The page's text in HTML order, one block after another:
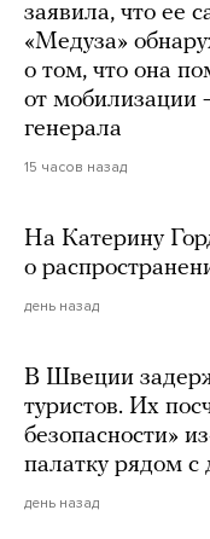
заявила, что ее
«Медуза»
о том, что она
от мобилизации
генерала
15 часов назад
На Катерину
о
день назад
В Швеции
туристов. Их
безопасности»
палатку рядом с
день назад